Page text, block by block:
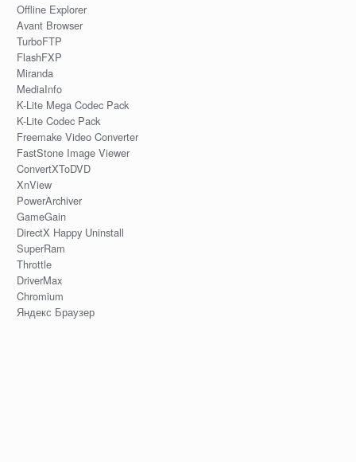
Offline Explorer
Avant Browser
TurboFTP
FlashFXP
Miranda
MediaInfo
K-Lite Mega Codec Pack
K-Lite Codec Pack
Freemake Video Converter
FastStone Image Viewer
ConvertXToDVD
XnView
PowerArchiver
GameGain
DirectX Happy Uninstall
SuperRam
Throttle
DriverMax
Chromium
Яндекс Браузер